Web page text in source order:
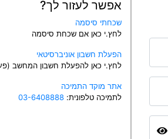
אפשר לעזור לך?
שכחתי סיסמה
לחץ.י כאן אם שכחת סיסמה
הפעלת חשבון אוניברסיטאי
לחץ.י כאן להפעלת חשבון המחשב
אתר מוקד התמיכה
לתמיכה טלפונית:03-6408888